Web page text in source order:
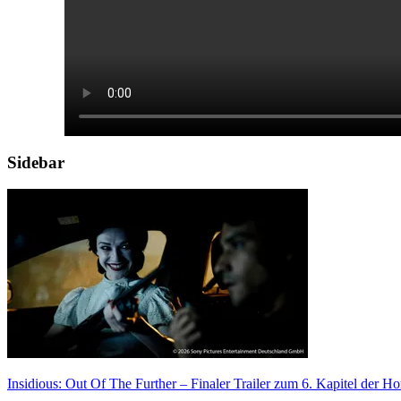
Sidebar
Insidious: Out Of The Further – Finaler Trailer zum 6. Kapitel der